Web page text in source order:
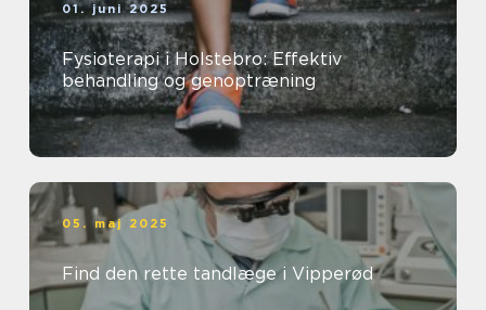
01. juni 2025
Fysioterapi i Holstebro: Effektiv
behandling og genoptræning
05. maj 2025
Find den rette tandlæge i Vipperød